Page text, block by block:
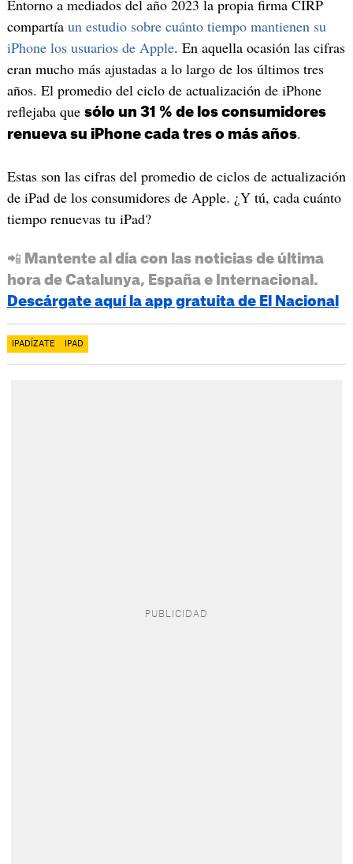
Entorno a mediados del año 2023 la propia firma CIRP
compartía un estudio sobre cuánto tiempo mantienen su
iPhone los usuarios de Apple. En aquella ocasión las cifras
eran mucho más ajustadas a lo largo de los últimos tres
años. El promedio del ciclo de actualización de iPhone
reflejaba que sólo un 31 % de los consumidores
renueva su iPhone cada tres o más años.
Estas son las cifras del promedio de ciclos de actualización
de iPad de los consumidores de Apple. ¿Y tú, cada cuánto
tiempo renuevas tu iPad?
📲 Mantente al día con las noticias de última
hora de Catalunya, España e Internacional.
Descárgate aquí la app gratuita de El Nacional
IPADÍZATE IPAD